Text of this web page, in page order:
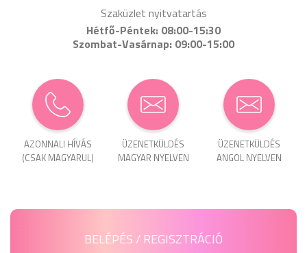
Szaküzlet nyitvatartás
Hétfő-Péntek: 08:00-15:30
Szombat-Vasárnap: 09:00-15:00
AZONNALI HÍVÁS
(CSAK MAGYARUL)
ÜZENET­KÜLDÉS
MAGYAR NYELVEN
ÜZENET­KÜLDÉS
ANGOL NYELVEN
BELÉPÉS / REGISZTRÁCIÓ